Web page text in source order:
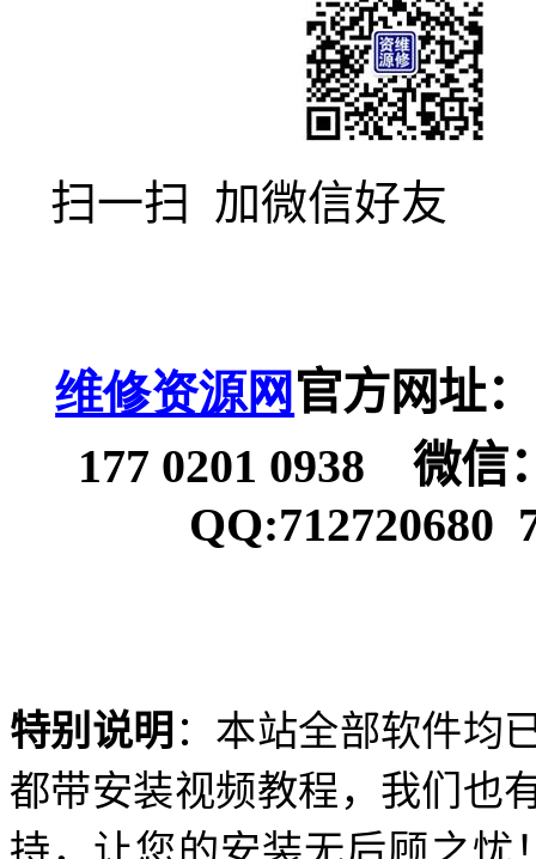
扫一扫 加微信好友
维修资源网 官方网址：
177 0201 0938
微信
QQ:712720680
特别说明 ：本站全部软件均
都带安装视频教程，我们也